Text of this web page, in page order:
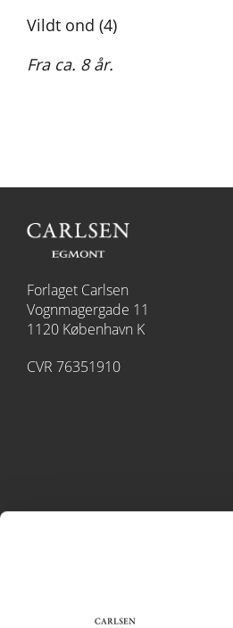
Vildt ond (4)
Fra ca. 8 år.
Forlaget Carlsen
Vognmagergade 11
1120 København K
CVR 76351910